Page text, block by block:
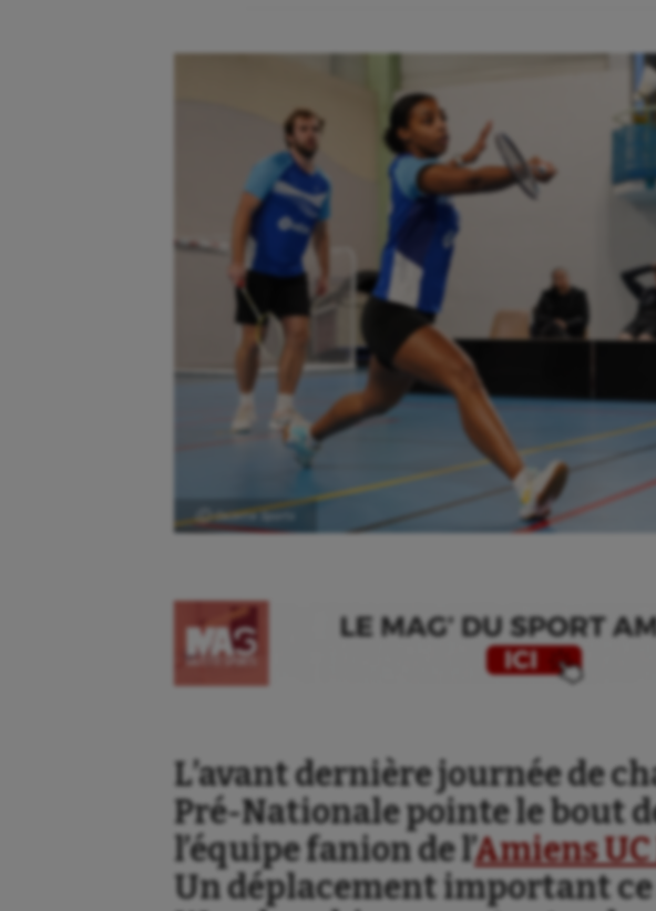
Ⓒ Gazette Sports
L’avant dernière journée de
Pré-Nationale pointe le bout
l’équipe fanion de l’Amiens
Un déplacement important ce